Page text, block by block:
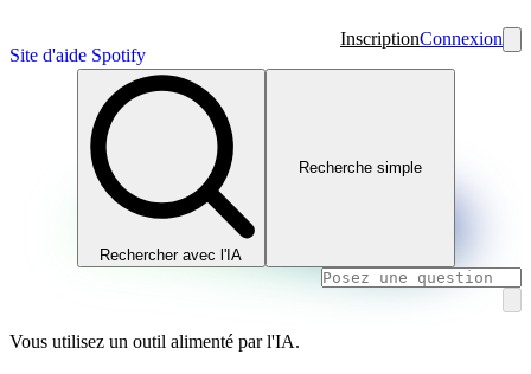
Site d'aide Spotify
InscriptionConnexion
Rechercher avec l'IA
Recherche simple
Vous utilisez un outil alimenté par l'IA.